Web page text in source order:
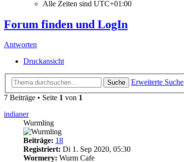
Alle Zeiten sind UTC+01:00
Forum finden und LogIn
Antworten
Druckansicht
Suche
Erweiterte Suche
7 Beiträge • Seite 1 von 1
indianer
Wurmling
Beiträge: 18
Registriert: Di 1. Sep 2020, 05:30
Wormery: Wurm Cafe